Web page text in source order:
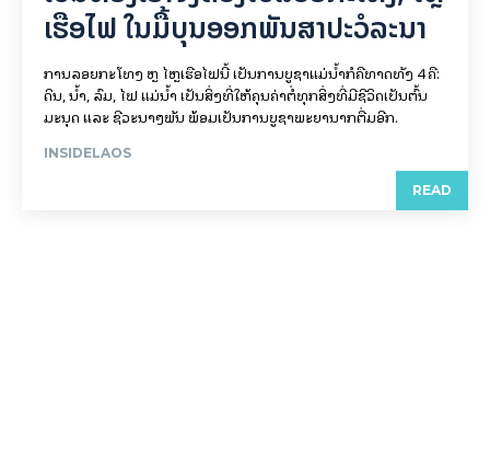
ເຮືອ​ໄຟ ໃນ​ມື້​​ບຸນ​ອອກ​ພັນ​ສາ​ປະ​ວໍ​ລະ​ນາ
ການລອຍ​ກະ​ໂທງ ຫຼື ໄຫຼເຮືອໄຟນີ້ ເປັນການບູຊາແມ່ນໍ້າກໍຄືທາດທັງ 4 ຄື:
ດິນ, ນໍ້າ, ລົມ, ໄຟ ແມ່ນໍ້າ ເປັນສິ່ງທີ່ໃຫ້ຄຸນຄ່າຕໍ່ທຸກສິ່ງທີ່ມີຊີວິດເປັນຕົ້ນ
ມະນຸດ ແລະ ຊີວະນາໆພັນ ພ້ອມເປັນການບູຊາພະຍານາກຕື່ມອີກ.
INSIDELAOS
READ